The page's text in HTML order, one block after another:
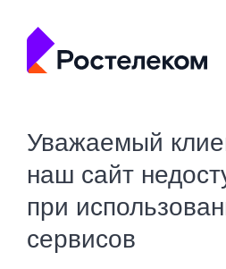
Уважаемый
наш сайт
при
сервисов